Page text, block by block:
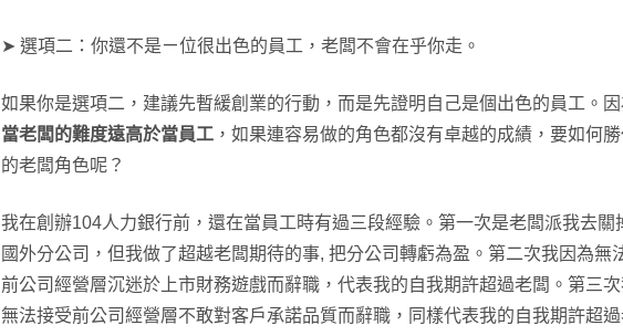
➤ 選項二：你還不是ㄧ位很出色的員工，老闆不會在乎你走。
如果你是選項二，建議先暫緩創業的行動，而是先證明自己是個出色的員工。因
當老闆的難度遠高於當員工 ，如果連容易做的角色都沒有卓越的成績，要如何
的老闆角色呢？
我在創辦104人力銀行前，還在當員工時有過三段經驗。第一次是老闆派我去關
國外分公司，但我做了超越老闆期待的事, 把分公司轉虧為盈。第二次我因為無
前公司經營層沉迷於上市財務遊戲而辭職，代表我的自我期許超過老闆。第三
無法接受前公司經營層不敢對客戶承諾品質而辭職，同樣代表我的自我期許超過